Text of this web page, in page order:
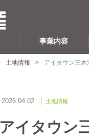
事業内容
土地情報 アイタウン三
2026.04.02 土地情報
アイタウン